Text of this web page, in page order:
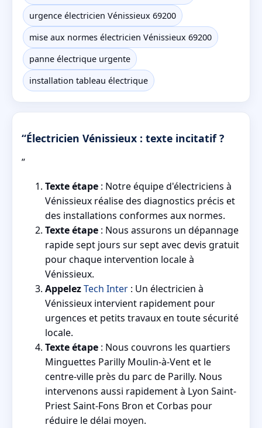
urgence électricien Vénissieux 69200
mise aux normes électricien Vénissieux 69200
panne électrique urgente
installation tableau électrique
“Électricien Vénissieux : texte incitatif ?
”
Texte étape : Notre équipe d'électriciens à
Vénissieux réalise des diagnostics précis et
des installations conformes aux normes.
Texte étape : Nous assurons un dépannage
rapide sept jours sur sept avec devis gratuit
pour chaque intervention locale à
Vénissieux.
AppelezTech Inter : Un électricien à
Vénissieux intervient rapidement pour
urgences et petits travaux en toute sécurité
locale.
Texte étape : Nous couvrons les quartiers
Minguettes Parilly Moulin-à-Vent et le
centre-ville près du parc de Parilly. Nous
intervenons aussi rapidement à Lyon Saint-
Priest Saint-Fons Bron et Corbas pour
réduire le délai moyen.